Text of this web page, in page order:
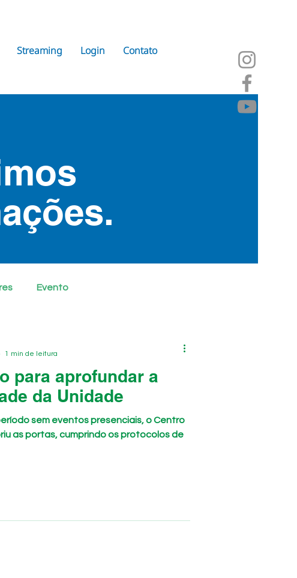
Streaming Login Contato
Evento
para aprofundar a
da Unidade
sem eventos presenciais, o Centro
as portas, cumprindo os protocolos de
1 min de leitura